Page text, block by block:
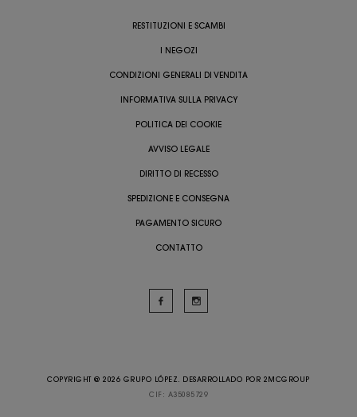
RESTITUZIONI E SCAMBI
I NEGOZI
CONDIZIONI GENERALI DI VENDITA
INFORMATIVA SULLA PRIVACY
POLITICA DEI COOKIE
AVVISO LEGALE
DIRITTO DI RECESSO
SPEDIZIONE E CONSEGNA
PAGAMENTO SICURO
CONTATTO
COPYRIGHT @ 2026 GRUPO LÓPEZ. DESARROLLADO POR 2MCGROUP
CIF: A35085729